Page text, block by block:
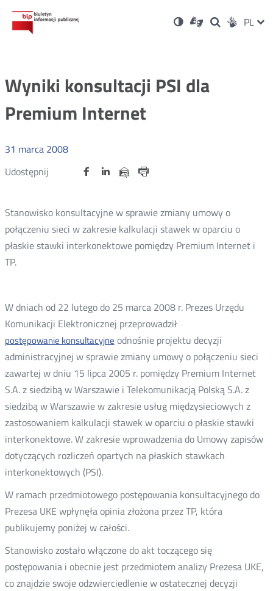
Ustawienia
Wersja
kontrastowa
Dla
niesłyszących
OtwórzOtwórz
w
Otwórz
w
Social PL
Wyniki konsultacji PSI dla
Premium Internet
31 marca 2008
Udostępnij
Udostępnij
Otwórz Udostępnij
na
OtwórzUdostępnij
na
OtwórzUdostępnij
przez
Stanowisko konsultacyjne w sprawie zmiany umowy o
połączeniu sieci w zakresie kalkulacji stawek w oparciu o
płaskie stawki interkonektowe pomiędzy Premium Internet i
TP.
W dniach od 22 lutego do 25 marca 2008 r. Prezes Urzędu
Komunikacji Elektronicznej przeprowadził
postępowanie konsultacyjne odnośnie projektu decyzji
administracyjnej w sprawie zmiany umowy o połączeniu sieci
zawartej w dniu 15 lipca 2005 r. pomiędzy Premium Internet
S.A. z siedzibą w Warszawie i Telekomunikacją Polską S.A. z
siedzibą w Warszawie w zakresie usług międzysieciowych z
zastosowaniem kalkulacji stawek w oparciu o płaskie stawki
interkonektowe. W zakresie wprowadzenia do Umowy zapisów
dotyczących rozliczeń opartych na płaskich stawkach
interkonektowych (PSI).
W ramach przedmiotowego postępowania konsultacyjnego do
Prezesa UKE wpłynęła opinia złożona przez TP, która
publikujemy poniżej w całości.
Stanowisko zostało włączone do akt toczącego się
postępowania i obecnie jest przedmiotem analizy Prezesa UKE,
co znajdzie swoje odzwierciedlenie w ostatecznej decyzji